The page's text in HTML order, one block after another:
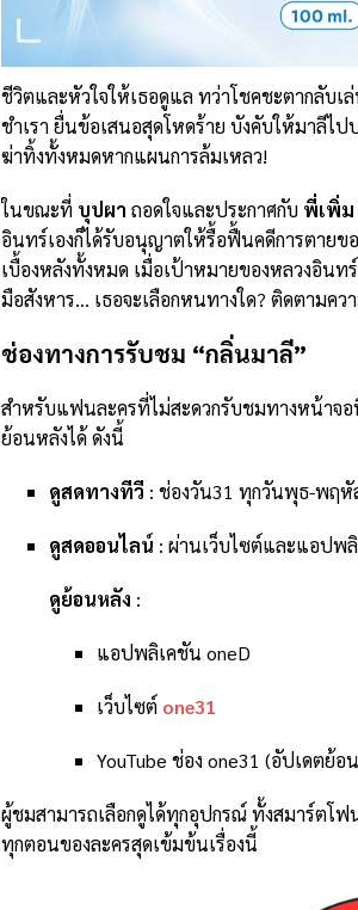
ชีวิตและหัวใจให้เธอดูแล ทว่าโชคชะตากลับเ
ชำเรา ยื่นข้อเสนอสุดโหดร้าย บังคับให้มาลี
ฆ่าทิ้งทั้งหมดหากแผนการล้มเหลว!
ในขณะที่ บุปผา ถอดใจและประกาศกับ พี่เพิ่ม
อินทร์เองก็ได้รับอนุญาตให้รื้อฟื้นคดีการตายข
เบื้องหลังทั้งหมด เมื่อเป้าหมายของหลวงอิน
มือสังหาร… เธอจะเลือกหนทางใด? ติดตามค
ช่องทางการรับชม “กลิ่นมาลี”
สำหรับแฟนละครที่ไม่สะดวกรับชมทางหน้าจ
ย้อนหลังได้ ดังนี้
ดูสดทางทีวี : ช่องวัน31 ทุกวันพุธ-พฤหั
ดูสดออนไลน์ : ผ่านเว็บไซต์และแอปพ
ดูย้อนหลัง :
แอปพลิเคชัน oneD
เว็บไซต์ one31
YouTube ช่อง one31 (อัปเดตย้อ
ผู้ชมสามารถเลือกดูได้ทุกอุปกรณ์ ทั้งสมาร์ตโ
ทุกตอนของละครสุดเข้มข้นเรื่องนี้